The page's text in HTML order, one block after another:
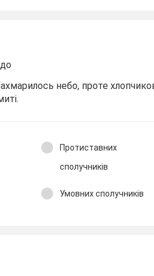
небо, проте
Протиставних
сполучників
Умовних сполучників